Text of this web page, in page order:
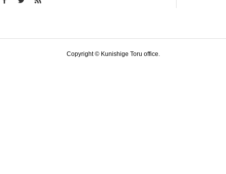
Copyright © Kunishige Toru office.